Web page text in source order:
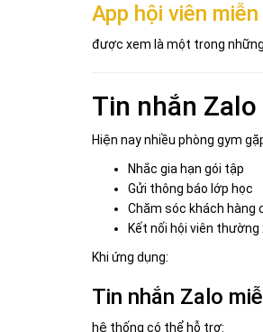
App hội viên
được xem là một trong
Tin nhắn
Hiện nay nhiều phòng gym
Nhắc gia hạn gói tập
Gửi thông báo lớp học
Chăm sóc khách hàng
Kết nối hội viên thường
Khi ứng dụng:
Tin nhắn Zalo
hệ thống có thể hỗ trợ: